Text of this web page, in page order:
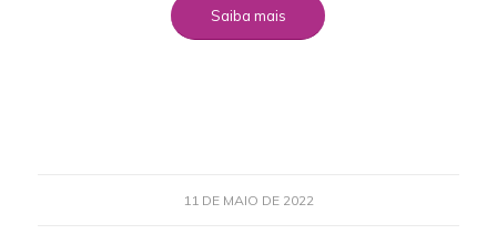
Saiba mais
11 DE MAIO DE 2022